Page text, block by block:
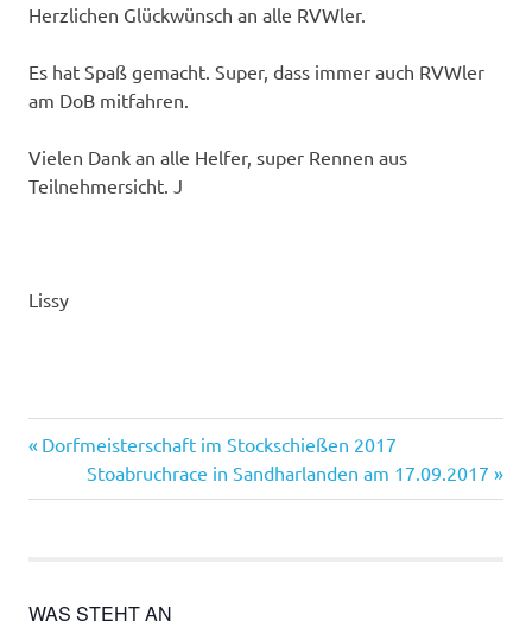
Herzlichen Glückwünsch an alle RVWler.
Es hat Spaß gemacht. Super, dass immer auch RVWler
am DoB mitfahren.
Vielen Dank an alle Helfer, super Rennen aus
Teilnehmersicht. J
Lissy
Beitragsnavigation
Vorheriger
Beitrag:
Dorfmeisterschaft im Stockschießen 2017
Nächster
Beitrag:
Stoabruchrace in Sandharlanden am 17.09.2017
WAS STEHT AN